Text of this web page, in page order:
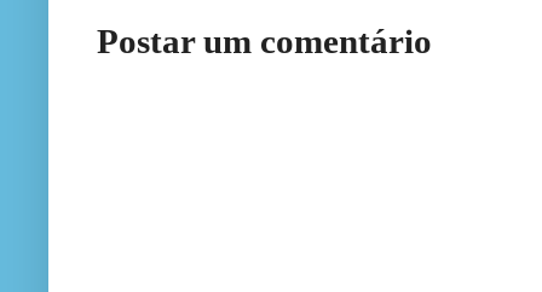
Postar um comentário